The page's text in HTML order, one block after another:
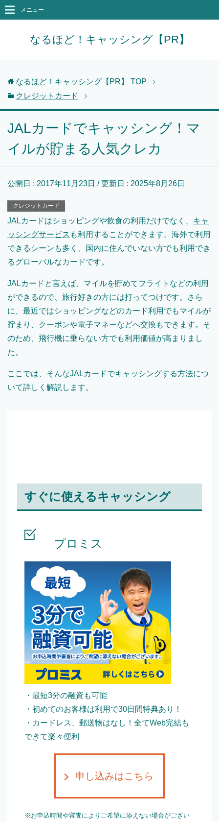
なるほど！キャッシング【PR】
メニュー
なるほど！キャッシング【PR】
TOP
クレジットカード
JALカードでキャッシング！マ
イルが貯まる人気クレカ
公開日 : 2017年11月23日 / 更新日 : 2025年8月26日
クレジットカード
JALカードはショッピングや飲食の利用だけでなく、 キャ
ッシングサービス も利用することができます。海外で利用
できるシーンも多く、国内に住んでいない方でも利用でき
るグローバルなカードです。
JALカードと言えば、マイルを貯めてフライトなどの利用
ができるので、旅行好きの方には打ってつけです。さら
に、最近ではショッピングなどのカード利用でもマイルが
貯まり、クーポンや電子マネーなどへ交換もできます。そ
のため、飛行機に乗らない方でも利用価値が高まりまし
た。
ここでは、そんなJALカードでキャッシングする方法につ
いて詳しく解説します。
すぐに使えるキャッシング
プロミス
・最短3分の融資も可能
・初めてのお客様は利用で30日間特典あり！
・カードレス、郵送物はなし！全てWeb完結も
できて楽々便利
申し込みはこちら
※お申込時間や審査によりご希望に添えない場合がござい